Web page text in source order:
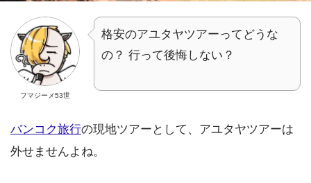
フマジーメ53世
格安のアユタヤツアーってどうな
の？ 行って後悔しない？
バンコク旅行の現地ツアーとして、アユタヤツアーは
外せませんよね。